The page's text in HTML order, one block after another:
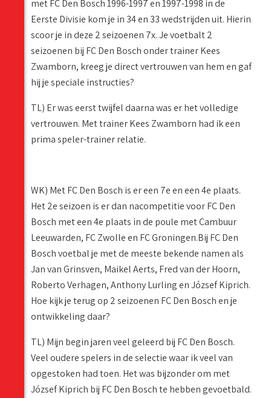
met FC Den Bosch 1996-1997 en 1997-1998 in de
Eerste Divisie kom je in 34 en 33 wedstrijden uit. Hierin
scoor je in deze 2 seizoenen 7x. Je voetbalt 2
seizoenen bij FC Den Bosch onder trainer Kees
Zwamborn, kreeg je direct vertrouwen van hem en gaf
hij je speciale instructies?
TL) Er was eerst twijfel daarna was er het volledige
vertrouwen. Met trainer Kees Zwamborn had ik een
prima speler-trainer relatie.
WK) Met FC Den Bosch is er een 7e en een 4e plaats.
Het 2e seizoen is er dan nacompetitie voor FC Den
Bosch met een 4e plaats in de poule met Cambuur
Leeuwarden, FC Zwolle en FC Groningen.Bij FC Den
Bosch voetbal je met de meeste bekende namen als
Jan van Grinsven, Maikel Aerts, Fred van der Hoorn,
Roberto Verhagen, Anthony Lurling en József Kiprich.
Hoe kijk je terug op 2 seizoenen FC Den Bosch en je
ontwikkeling daar?
TL) Mijn begin jaren veel geleerd bij FC Den Bosch.
Veel oudere spelers in de selectie waar ik veel van
opgestoken had toen. Het was bijzonder om met
József Kiprich bij FC Den Bosch te hebben gevoetbald.